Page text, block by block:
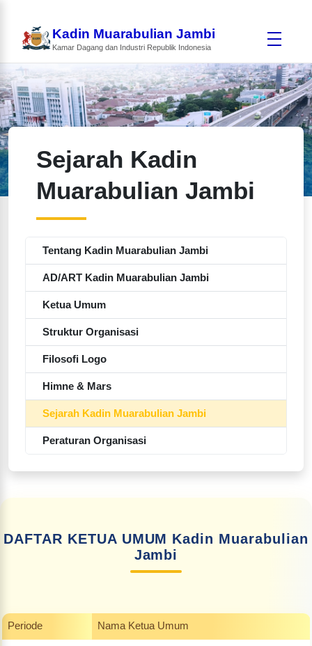
Kadin Muarabulian Jambi
Kamar Dagang dan Industri Republik Indonesia
Sejarah Kadin
Muarabulian Jambi
Tentang Kadin Muarabulian Jambi
AD/ART Kadin Muarabulian Jambi
Ketua Umum
Struktur Organisasi
Filosofi Logo
Himne & Mars
Sejarah Kadin Muarabulian Jambi
Peraturan Organisasi
DAFTAR KETUA UMUM Kadin Muarabulian
Jambi
Periode Nama Ketua Umum